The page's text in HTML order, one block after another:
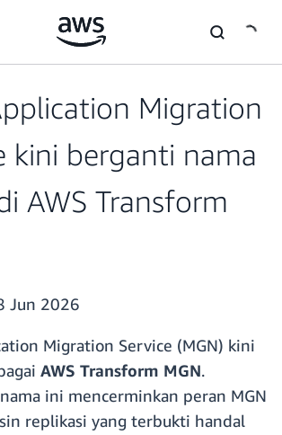
Migration
kini berganti nama
AWS Transform
Jun 2026
Migration Service (MGN) kini
AWS Transform MGN.
ini mencerminkan peran MGN
replikasi yang terbukti handal